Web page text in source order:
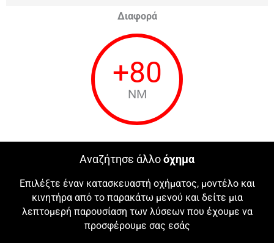
Διαφορά
+80
NM
Αναζήτησε άλλοόχημα
Επιλέξτε έναν κατασκευαστή οχήματος, μοντέλο και
κινητήρα από το παρακάτω μενού και δείτε μια
λεπτομερή παρουσίαση των λύσεων που έχουμε να
προσφέρουμε σας εσάς